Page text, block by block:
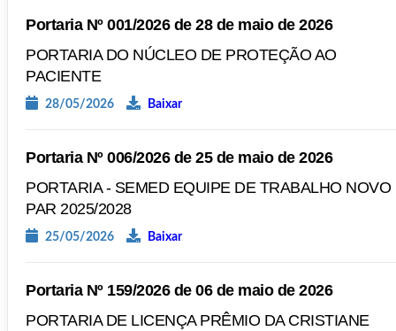
Portaria Nº 001/2026 de 28 de maio de 2026
PORTARIA DO NÚCLEO DE PROTEÇÃO AO
PACIENTE
28/05/2026 Baixar
Portaria Nº 006/2026 de 25 de maio de 2026
PORTARIA - SEMED EQUIPE DE TRABALHO NOVO
PAR 2025/2028
25/05/2026 Baixar
Portaria Nº 159/2026 de 06 de maio de 2026
PORTARIA DE LICENÇA PRÊMIO DA CRISTIANE